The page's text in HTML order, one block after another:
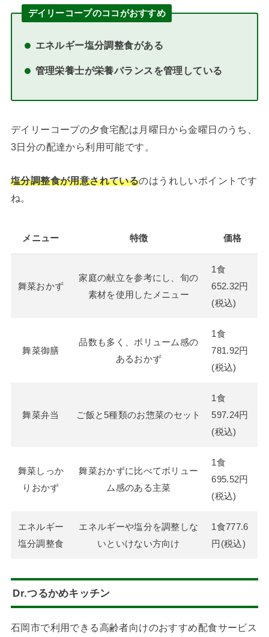
デイリーコープのココがおすすめ
エネルギー塩分調整食がある
管理栄養士が栄養バランスを管理している
デイリーコープの夕食宅配は月曜日から金曜日のうち、
3日分の配達から利用可能です。
塩分調整食が用意されているのはうれしいポイントです
ね。
メニュー 特徴 価格
舞菜おかず
家庭の献立を参考にし、旬の
素材を使用したメニュー
1食
652.32円
(税込)
舞菜御膳
品数も多く、ボリューム感の
あるおかず
1食
781.92円
(税込)
舞菜弁当 ご飯と5種類のお惣菜のセット
1食
597.24円
(税込)
舞菜しっか
りおかず
舞菜おかずに比べてボリュー
ム感のある主菜
1食
695.52円
(税込)
エネルギー
塩分調整食
エネルギーや塩分を調整しな
いといけない方向け
1食777.6
円(税込)
Dr.つるかめキッチン
石岡市で利用できる高齢者向けのおすすめ配食サービス